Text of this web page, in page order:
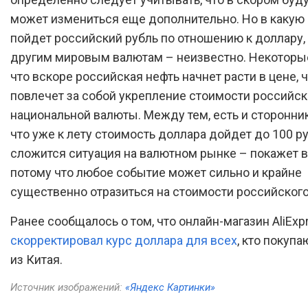
может измениться еще дополнительно. Но в какую
пойдет российский рубль по отношению к доллару,
другим мировым валютам – неизвестно.
что вскоре российская нефть начнет расти в цене,
повлечет за собой укрепление стоимости
национальной валюты. Между тем, есть и
что уже к лету стоимость доллара дойдет до 100
сложится ситуация на валютном рынке – покажет
потому что любое событие может сильно и крайне
существенно отразиться на стоимости
Ранее сообщалось о том, что онлайн-магазин
скорректировал курс доллара для всех, кто
из Китая.
Источник изображений: «Яндекс Картинки»